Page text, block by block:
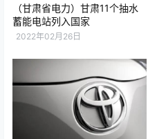
（甘肃省电力）甘肃11个抽水
蓄能电站列入国家
2022年02月26日